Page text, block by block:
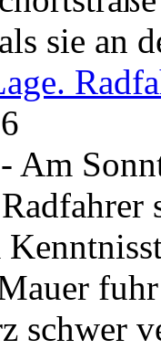
sie an
Am
schwer